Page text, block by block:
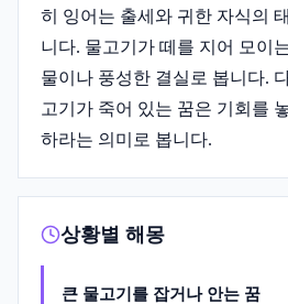
히 잉어는 출세와 귀한 자식의
니다. 물고기가 떼를 지어 모이
물이나 풍성한 결실로 봅니다.
고기가 죽어 있는 꿈은 기회를
하라는 의미로 봅니다.
상황별 해몽
큰 물고기를 잡거나 안는 꿈